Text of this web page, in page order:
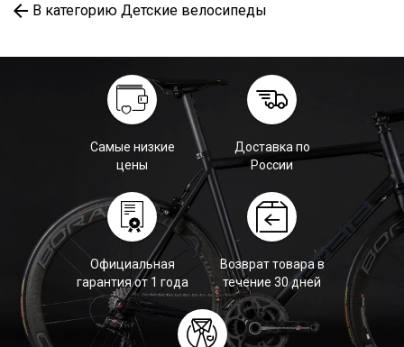
В категорию Детские велосипеды
Самые низкие
цены
Доставка по
России
Официальная
гарантия от 1 года
Возврат товара в
течение 30 дней